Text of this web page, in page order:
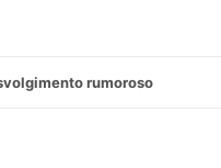
rumoroso